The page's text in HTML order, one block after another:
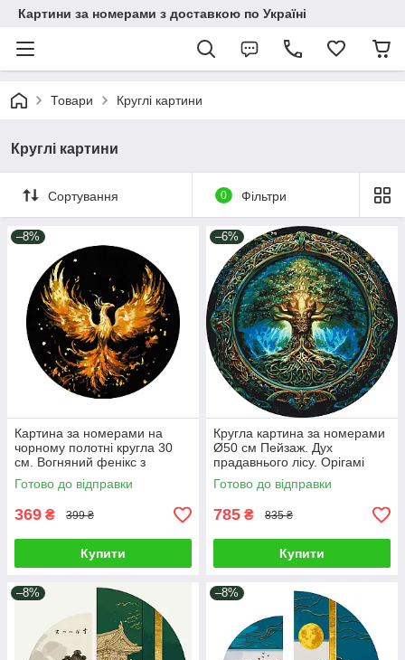
Картини за номерами з доставкою по Україні
Товари Круглі картини
Круглі картини
Сортування 0 Фільтри
–8%
Картина за номерами на
чорному полотні кругла 30
см. Вогняний фенікс з
фарбами металік Brushme
RCB00125M
Готово до відправки
369 ₴ 399 ₴
Купити
–6%
Кругла картина за номерами
Ø50 см Пейзаж. Дух
прадавнього лісу. Орігамі
OR2003
Готово до відправки
785 ₴ 835 ₴
Купити
–8% –8%